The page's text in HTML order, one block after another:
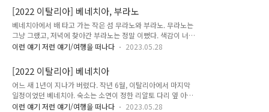
많지 말입니다! 아카데미아 이야기가 나왔으니, 아카데미아에서
본 것들. 정식 명칭은 GALLERIA DELL'ACCADEMIA DI
FIRENZE. 여기가 왜 유명하냐. 이분 때문이다. 바로 미켈란젤로
의 다비드. 나는 베르니니의 다비드가 더 보고 싶었으나, 로마 보
르게세 예약을 안 한 관계로 못 보고 피렌체의 미켈란젤로 다비
는 듯한 시원함이랄까, 그런 기개가 느껴지는 조각상. 뭐 이런 분
위기?..
[2022 이탈리아] 베네치아, 부라노
베네치아에서 배 타고 가는 작은 섬 무라노와 부라노. 무라노는
그냥 그랬고, 저녁에 찾아간 부라노는 정말 이뻤다. 색감이 너무
이쁘자나... 해 지기 직전, 날씨도 오후의 햇살도 너무나 좋았던
이런 얘기 저런 얘기/여행을 떠나다 2023.05.28
[2022 이탈리아] 베네치아
어느 새 1년이 지나가 버렸다. 작년 6월, 이탈리아에서 마지막
일정이었던 베네치아. 숙소는 소연이 정한 리알토 다리 옆 아파
트. 소연의 숙소 선택은 언제나 옳다! 베네치아에 가는 것은 내겐
이런 얘기 저런 얘기/여행을 떠나다 2023.05.28